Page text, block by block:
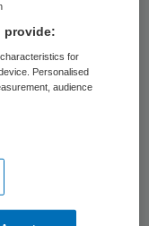
van
is
Tjeerd
in
valt op dat
kleine
zijn”, zei
provide:
for
Personalised
audience